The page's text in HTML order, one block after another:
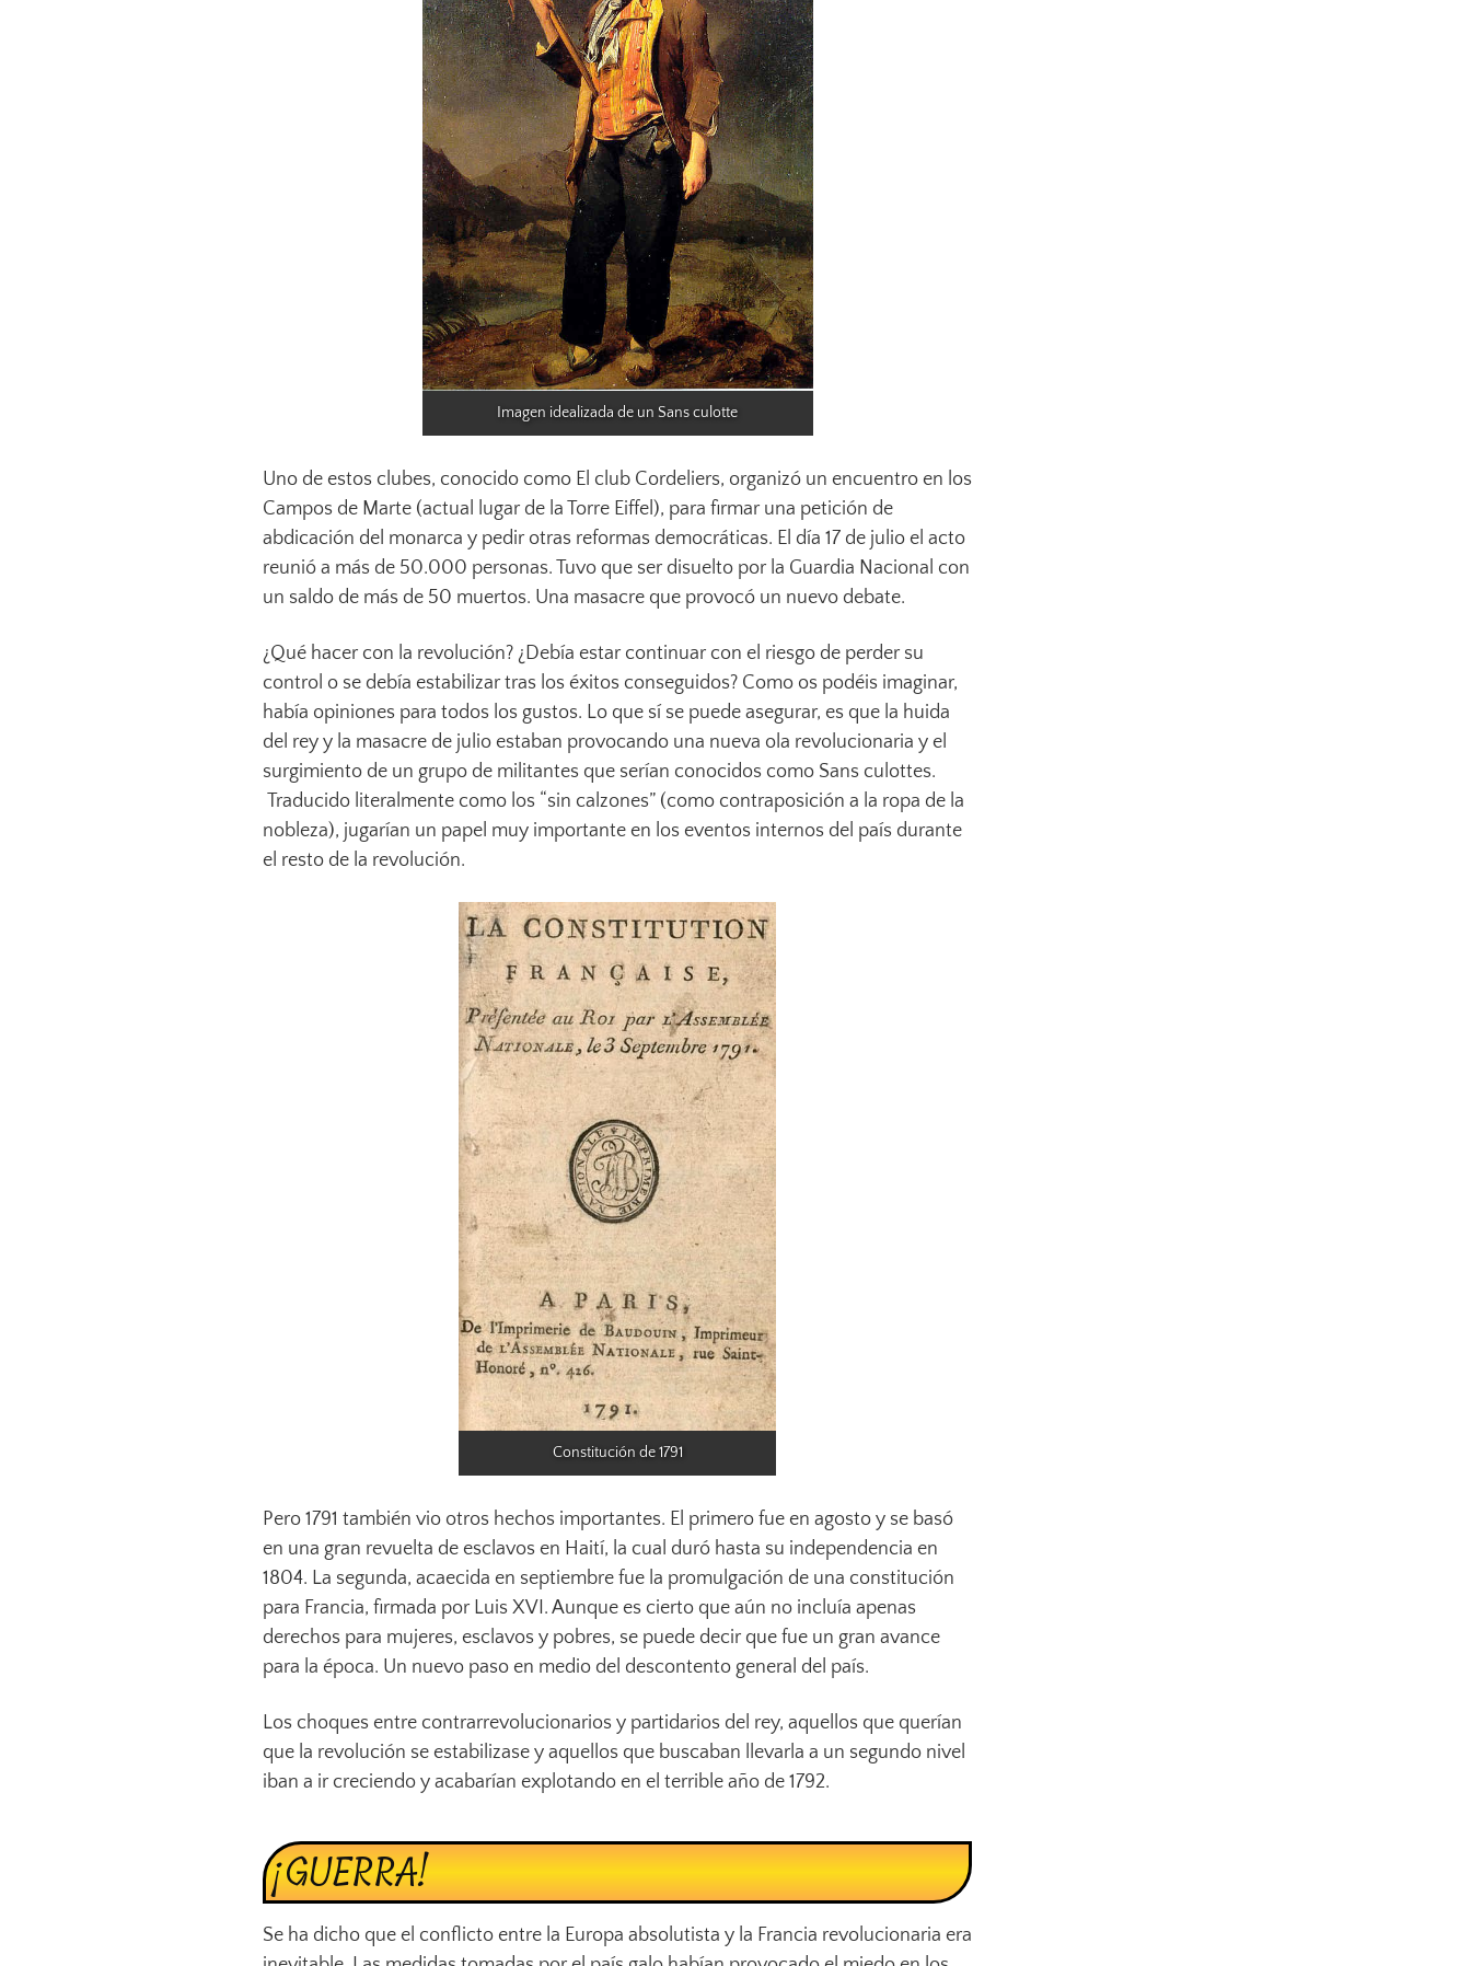
Imagen idealizada de un Sans culotte
Uno de estos clubes, conocido como El club Cordeliers, organizó un encuentro en los
Campos de Marte (actual lugar de la Torre Eiffel), para firmar una petición de
abdicación del monarca y pedir otras reformas democráticas. El día 17 de julio el acto
reunió a más de 50.000 personas. Tuvo que ser disuelto por la Guardia Nacional con
un saldo de más de 50 muertos. Una masacre que provocó un nuevo debate.
¿Qué hacer con la revolución? ¿Debía estar continuar con el riesgo de perder su
control o se debía estabilizar tras los éxitos conseguidos? Como os podéis imaginar,
había opiniones para todos los gustos. Lo que sí se puede asegurar, es que la huida
del rey y la masacre de julio estaban provocando una nueva ola revolucionaria y el
surgimiento de un grupo de militantes que serían conocidos como Sans culottes.
Traducido literalmente como los “sin calzones” (como contraposición a la ropa de la
nobleza), jugarían un papel muy importante en los eventos internos del país durante
el resto de la revolución.
Constitución de 1791
Pero 1791 también vio otros hechos importantes. El primero fue en agosto y se basó
en una gran revuelta de esclavos en Haití, la cual duró hasta su independencia en
1804. La segunda, acaecida en septiembre fue la promulgación de una constitución
para Francia, firmada por Luis XVI. Aunque es cierto que aún no incluía apenas
derechos para mujeres, esclavos y pobres, se puede decir que fue un gran avance
para la época. Un nuevo paso en medio del descontento general del país.
Los choques entre contrarrevolucionarios y partidarios del rey, aquellos que querían
que la revolución se estabilizase y aquellos que buscaban llevarla a un segundo nivel
iban a ir creciendo y acabarían explotando en el terrible año de 1792.
¡GUERRA!
Se ha dicho que el conflicto entre la Europa absolutista y la Francia revolucionaria era